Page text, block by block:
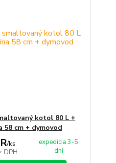
kotol 80 L +
cm + dymovod
/ks
DPH
expedícia 3-5
dní